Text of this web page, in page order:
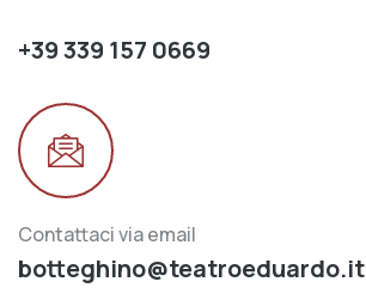
+39 339 157 0669
Contattaci via email
botteghino@teatroeduardo.it